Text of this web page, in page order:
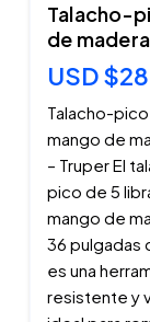
Talacho-
de madera
USD
Talacho-pico
mango de
– Truper El
pico de 5
mango de
36 pulgadas
es una
resistente y